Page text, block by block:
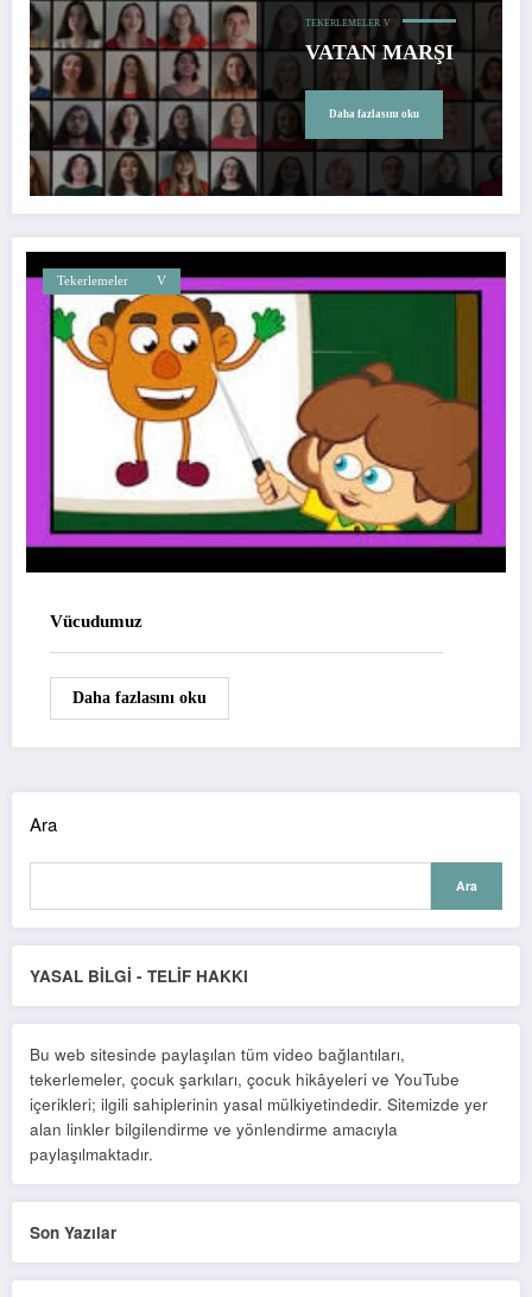
TEKERLEMELER V
VATAN MARŞI
Daha fazlasını oku
Tekerlemeler V
Vücudumuz
Daha fazlasını oku
Ara
Ara
YASAL BİLGİ - TELİF HAKKI
Bu web sitesinde paylaşılan tüm video bağlantıları,
tekerlemeler, çocuk şarkıları, çocuk hikâyeleri ve YouTube
içerikleri; ilgili sahiplerinin yasal mülkiyetindedir. Sitemizde yer
alan linkler bilgilendirme ve yönlendirme amacıyla
paylaşılmaktadır.
Son Yazılar